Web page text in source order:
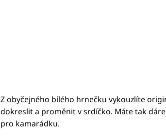
Z obyčejného bílého hrnečku vykouzlíte
dokreslit a proměnit v srdíčko. Máte tak
pro kamarádku.